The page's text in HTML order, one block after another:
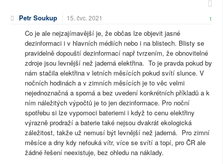
Petr Soukup 15. čvc. 2021 1
Co je ale nejzajímavější je, že občas lze objevit jasné
dezinformaci i v hlavních médiích nebo i na blistech. Blisty se
pravidelně dopouští dezinformací např tvrzením, že obnovitelné
zdroje jsou levnější než jaderná elektřina. To je pravda pokud by
nám stačila elektřina v letních měsících pokud svítí slunce. V
nočních hodinách a v zimních měsících je to věc velmi
nejednoznačná a sporná a bez uvedení konkrétních příkladů a k
ním náležitých výpočtů je to jen dezinformace. Pro noční
spotřebu si lze vypomoci bateriemi i když to cenu elektřiny
výrazně prodraží a baterie také nejsou dvakrát ekologická
záležitost, takže už nemusí být levnější než jaderná. Pro zimní
měsíce a dny kdy nefouká vítr, více se svítí a topí, pro ČR ale
žádné řešení neexistuje, bez ohledu na náklady.